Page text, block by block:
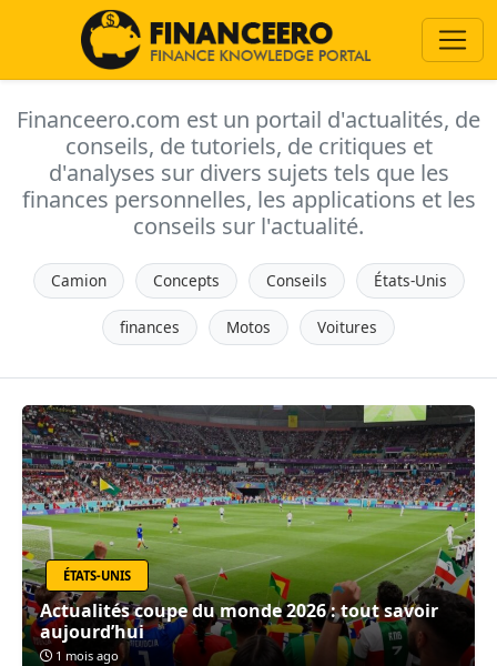
Financeero.com est un portail d'actualités, de
conseils, de tutoriels, de critiques et
d'analyses sur divers sujets tels que les
finances personnelles, les applications et les
conseils sur l'actualité.
Camion Concepts Conseils États-Unis
finances Motos Voitures
ÉTATS-UNIS
Actualités coupe du monde 2026 : tout savoir
aujourd’hui
1 mois ago